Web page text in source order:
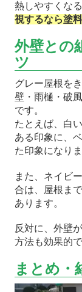
熱しやすくなる
視するなら塗
外壁との
ツ
グレー屋根を
壁・雨樋・破
です。
たとえば、白
ある印象に、
た印象になりま
また、ネイビ
合は、屋根ま
あります。
反対に、外壁
方法も効果的で
まとめ・